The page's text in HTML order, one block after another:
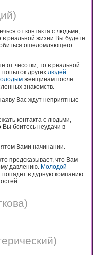
)
от контакта с людьми,
в реальной жизни Вы будете
ошеломляющего
от чесотки, то в реальной
попыток других людей
женщинам после
знакомств.
Вас ждут неприятные
контакта с людьми,
Вы боитесь неудачи в
Вами начинании.
предсказывает, что Вам
давлению. Молодой
в дурную компанию.
)
)